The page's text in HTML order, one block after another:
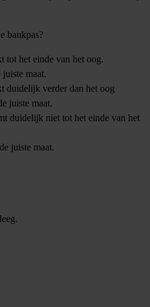
bankpas?
tot het einde van het oog.
juiste maat.
duidelijk verder dan het oog
juiste maat.
duidelijk niet tot het einde van het
juiste maat.